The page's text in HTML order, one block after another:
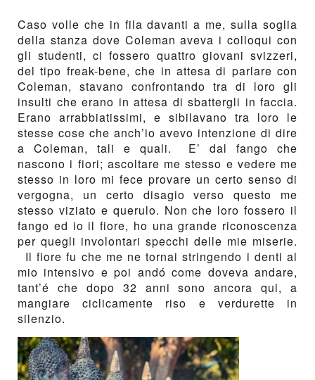
Caso volle che in fila davanti a me, sulla soglia
della stanza dove Coleman aveva i colloqui con
gli studenti, ci fossero quattro giovani svizzeri,
del tipo freak-bene, che in attesa di parlare con
Coleman, stavano confrontando tra di loro gli
insulti che erano in attesa di sbattergli in faccia.
Erano arrabbiatissimi, e sibilavano tra loro le
stesse cose che anch’io avevo intenzione di dire
a Coleman, tali e quali. E’ dal fango che
nascono i fiori; ascoltare me stesso e vedere me
stesso in loro mi fece provare un certo senso di
vergogna, un certo disagio verso questo me
stesso viziato e querulo. Non che loro fossero il
fango ed io il fiore, ho una grande riconoscenza
per quegli involontari specchi delle mie miserie.
Il fiore fu che me ne tornai stringendo i denti al
mio intensivo e poi andó come doveva andare,
tant’é che dopo 32 anni sono ancora qui, a
mangiare ciclicamente riso e verdurette in
silenzio.